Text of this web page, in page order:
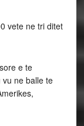
vete ne tri ditet
e te
ne balle te